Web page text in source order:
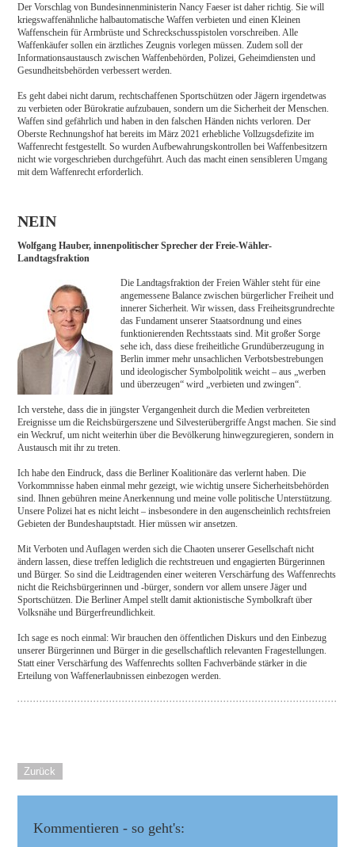
Der Vorschlag von Bundesinnenministerin Nancy Faeser ist daher richtig. Sie will
kriegswaffenähnliche halbautomatische Waffen verbieten und einen Kleinen
Waffenschein für Armbrüste und Schreckschusspistolen vorschreiben. Alle
Waffenkäufer sollen ein ärztliches Zeugnis vorlegen müssen. Zudem soll der
Informationsaustausch zwischen Waffenbehörden, Polizei, Geheimdiensten und
Gesundheitsbehörden verbessert werden.
Es geht dabei nicht darum, rechtschaffenen Sportschützen oder Jägern irgendetwas
zu verbieten oder Bürokratie aufzubauen, sondern um die Sicherheit der Menschen.
Waffen sind gefährlich und haben in den falschen Händen nichts verloren. Der
Oberste Rechnungshof hat bereits im März 2021 erhebliche Vollzugsdefizite im
Waffenrecht festgestellt. So wurden Aufbewahrungskontrollen bei Waffenbesitzern
nicht wie vorgeschrieben durchgeführt. Auch das macht einen sensibleren Umgang
mit dem Waffenrecht erforderlich.
NEIN
Wolfgang Hauber, innenpolitischer Sprecher der Freie-Wähler-
Landtagsfraktion
Die Landtagsfraktion der Freien Wähler steht für eine
angemessene Balance zwischen bürgerlicher Freiheit und
innerer Sicherheit. Wir wissen, dass Freiheitsgrundrechte
das Fundament unserer Staatsordnung und eines
funktionierenden Rechtsstaats sind. Mit großer Sorge
sehe ich, dass diese freiheitliche Grundüberzeugung in
Berlin immer mehr unsachlichen Verbotsbestrebungen
und ideologischer Symbolpolitik weicht – aus „werben
und überzeugen“ wird „verbieten und zwingen“.
Ich verstehe, dass die in jüngster Vergangenheit durch die Medien verbreiteten
Ereignisse um die Reichsbürgerszene und Silvesterübergriffe Angst machen. Sie sind
ein Weckruf, um nicht weiterhin über die Bevölkerung hinwegzuregieren, sondern in
Austausch mit ihr zu treten.
Ich habe den Eindruck, dass die Berliner Koalitionäre das verlernt haben. Die
Vorkommnisse haben einmal mehr gezeigt, wie wichtig unsere Sicherheitsbehörden
sind. Ihnen gebühren meine Anerkennung und meine volle politische Unterstützung.
Unsere Polizei hat es nicht leicht – insbesondere in den augenscheinlich rechtsfreien
Gebieten der Bundeshauptstadt. Hier müssen wir ansetzen.
Mit Verboten und Auflagen werden sich die Chaoten unserer Gesellschaft nicht
ändern lassen, diese treffen lediglich die rechtstreuen und engagierten Bürgerinnen
und Bürger. So sind die Leidtragenden einer weiteren Verschärfung des Waffenrechts
nicht die Reichsbürgerinnen und -bürger, sondern vor allem unsere Jäger und
Sportschützen. Die Berliner Ampel stellt damit aktionistische Symbolkraft über
Volksnähe und Bürgerfreundlichkeit.
Ich sage es noch einmal: Wir brauchen den öffentlichen Diskurs und den Einbezug
unserer Bürgerinnen und Bürger in die gesellschaftlich relevanten Fragestellungen.
Statt einer Verschärfung des Waffenrechts sollten Fachverbände stärker in die
Erteilung von Waffenerlaubnissen einbezogen werden.
Zurück
Kommentieren - so geht's: